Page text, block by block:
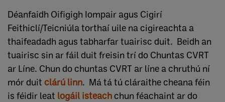
Déanfaidh Oifigigh Iompair agus Cigirí
Feithiclí/Teicniúla torthaí uile na cigireachta a
thaifeadadh agus tabharfar tuairisc duit. Beidh an
tuairisc sin ar fáil duit freisin trí do Chuntas CVRT
ar Líne. Chun do chuntas CVRT ar líne a chruthú ní
mór duit clárú linn. Má tá tú cláraithe cheana féin
is féidir leat logáil isteachchun féachaint ar do